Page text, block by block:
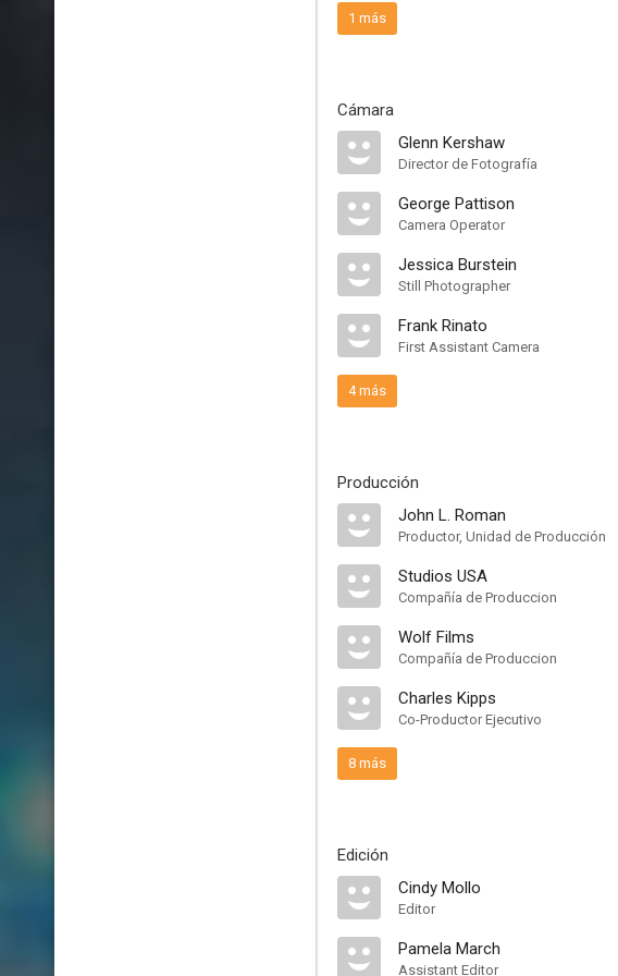
1 más
Cámara
Glenn Kershaw
Director de Fotografía
George Pattison
Camera Operator
Jessica Burstein
Still Photographer
Frank Rinato
First Assistant Camera
4 más
Producción
John L. Roman
Productor, Unidad de Producción
Studios USA
Compañía de Produccion
Wolf Films
Compañía de Produccion
Charles Kipps
Co-Productor Ejecutivo
8 más
Edición
Cindy Mollo
Editor
Pamela March
Assistant Editor